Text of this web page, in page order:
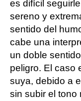
es difícil
sereno y
sentido del
cabe una
un doble
peligro. El caso
suya, debido a
sin subir el tono